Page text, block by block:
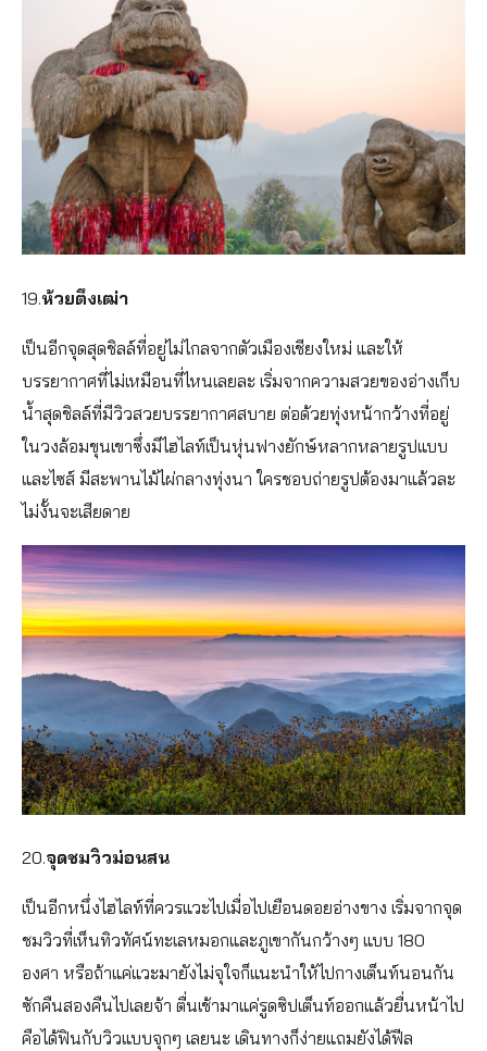
19.ห้วยตึงเฒ่า
เป็นอีกจุดสุดชิลล์ที่อยู่ไม่ไกลจากตัวเมืองเชียงใหม่ และให้
บรรยากาศที่ไม่เหมือนที่ไหนเลยละ เริ่มจากความสวยของอ่างเก็บ
น้ำสุดชิลล์ที่มีวิวสวยบรรยากาศสบาย ต่อด้วยทุ่งหน้ากว้างที่อยู่
ในวงล้อมขุนเขาซึ่งมีไฮไลท์เป็นหุ่นฟางยักษ์หลากหลายรูปแบบ
และไซส์ มีสะพานไม้ไผ่กลางทุ่งนา ใครชอบถ่ายรูปต้องมาแล้วละ
ไม่งั้นจะเสียดาย
20.จุดชมวิวม่อนสน
เป็นอีกหนึ่งไฮไลท์ที่ควรแวะไปเมื่อไปเยือนดอยอ่างขาง เริ่มจากจุด
ชมวิวที่เห็นทิวทัศน์ทะเลหมอกและภูเขากันกว้างๆ แบบ 180
องศา หรือถ้าแค่แวะมายังไม่จุใจก็แนะนำให้ไปกางเต็นท์นอนกัน
ซักคืนสองคืนไปเลยจ้า ตื่นเช้ามาแค่รูดซิปเต็นท์ออกแล้วยื่นหน้าไป
คือได้ฟินกับวิวแบบจุกๆ เลยนะ เดินทางก็ง่ายแถมยังได้ฟีล